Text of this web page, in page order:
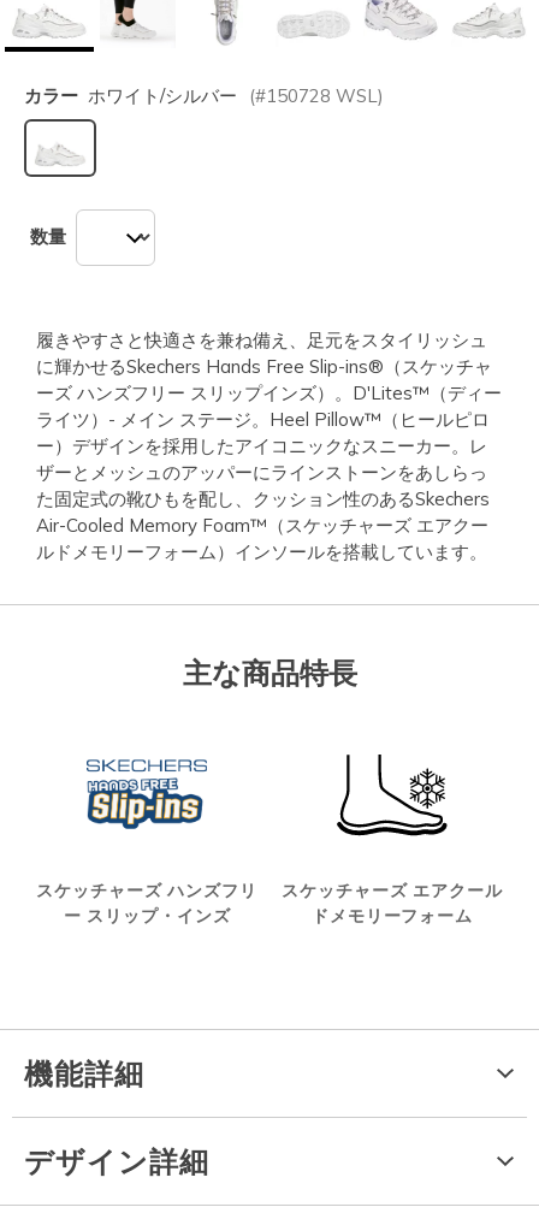
カラー ホワイト/シルバー (#150728 WSL)
選択されました
数量
履きやすさと快適さを兼ね備え、足元をスタイリッシュ
に輝かせるSkechers Hands Free Slip-ins®（スケッチャ
ーズ ハンズフリー スリップインズ）。D'Lites™（ディー
ライツ）- メイン ステージ。Heel Pillow™（ヒールピロ
ー）デザインを採用したアイコニックなスニーカー。レ
ザーとメッシュのアッパーにラインストーンをあしらっ
た固定式の靴ひもを配し、クッション性のあるSkechers
Air-Cooled Memory Foam™（スケッチャーズ エアクー
ルドメモリーフォーム）インソールを搭載しています。
主な商品特長
スケッチャーズ ハンズフリ
ー スリップ・インズ
スケッチャーズ エアクール
ドメモリーフォーム
機能詳細
デザイン詳細